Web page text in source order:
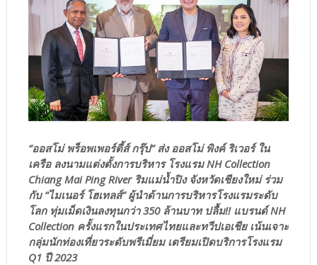
“ออสโม่ พร็อพเพอร์ตี้ส์ กรุ๊ป” ส่ง ออสโม่ พิงค์ ริเวอร์ ใน
เครือ ลงนามแต่งตั้งการบริหาร โรงแรม NH Collection
Chiang Mai Ping River ริมแม่น้ำปิง จังหวัดเชียงใหม่ ร่วม
กับ “ไมเนอร์ โฮเทลส์” ผู้นำด้านการบริหารโรงแรมระดับ
โลก ทุ่มเม็ดเงินลงทุนกว่า 350 ล้านบาท ปลื้ม!! แบรนด์ NH
Collection ครั้งแรกในประเทศไทยและทวีปเอเชีย เน้นเจาะ
กลุ่มนักท่องเที่ยวระดับพรีเมี่ยม เตรียมเปิดบริการโรงแรม
Q1 ปี 2023